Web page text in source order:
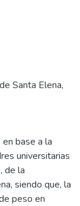
Santa Elena,
base a la
universitarias
de la
siendo que, la
peso en